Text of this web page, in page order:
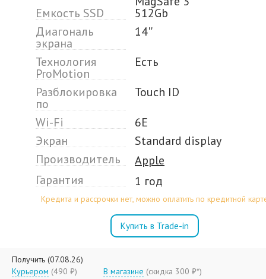
Емкость SSD
512Gb
Диагональ
экрана
14''
Технология
ProMotion
Есть
Разблокировка
по
Touch ID
Wi-Fi
6E
Экран
Standard display
Производитель
Apple
Гарантия
1 год
Кредита и рассрочки нет, можно оплатить по кредитной
Купить в Trade-in
Получить (07.08.26)
Курьером (490 ₽) В магазине (скидка 300 ₽*)